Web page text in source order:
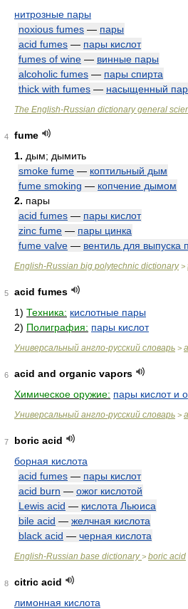
нитрозные пары
noxious fumes — пары
acid fumes — пары кислот
fumes of wine — винные пары
alcoholic fumes — пары спирта
thick with fumes — насыщенный
The English-Russian dictionary general
4
fume
1. дым; дымить
smoke fume — коптильный дым
fume smoking — копчение дымом
2. пары
acid fumes — пары кислот
zinc fume — пары цинка
fume valve — вентиль для выпуска
English-Russian big polytechnic dictionary>
5
acid fumes
1) Техника: кислотные пары
2) Полиграфия: пары кислот
Универсальный англо-русский словарь >
6
acid and organic vapors
Химическое оружие: пары кислот и
Универсальный англо-русский словарь >
7
boric acid
борная кислота
acid fumes — пары кислот
acid burn — ожог кислотой
Lewis acid — кислота Льюиса
bile acid — желчная кислота
black acid — черная кислота
English-Russian base dictionary> boric acid
8
citric acid
лимонная кислота